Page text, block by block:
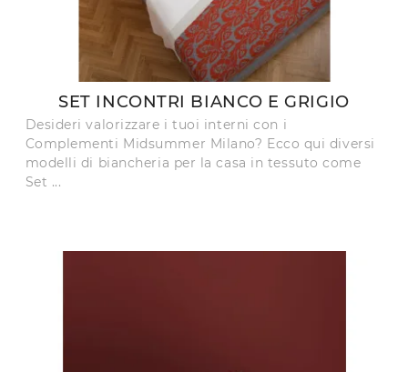
SET INCONTRI BIANCO E GRIGIO
Desideri valorizzare i tuoi interni con i
Complementi Midsummer Milano? Ecco qui diversi
modelli di biancheria per la casa in tessuto come
Set ...